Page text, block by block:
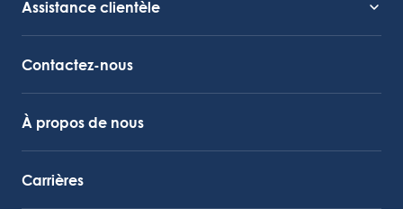
Assistance clientèle
Contactez-nous
À propos de nous
Carrières